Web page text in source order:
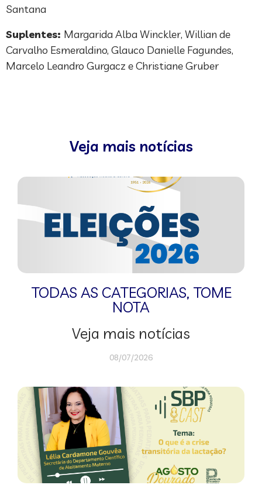
Santana
Suplentes: Margarida Alba Winckler, Willian de
Carvalho Esmeraldino, Glauco Danielle Fagundes,
Marcelo Leandro Gurgacz e Christiane Gruber
Veja mais notícias
TODAS AS CATEGORIAS, TOME
NOTA
Veja mais notícias
08/07/2026